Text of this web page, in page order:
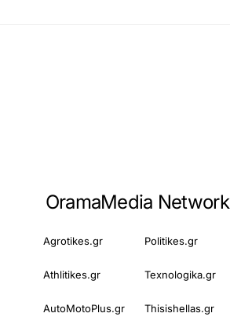
OramaMedia Network
Agrotikes.gr Politikes.gr
Athlitikes.gr Texnologika.gr
AutoMotoPlus.gr Thisishellas.gr